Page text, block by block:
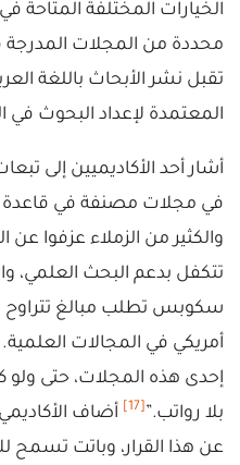
الخيارات المختلفة المتاحة
محددة من المجلات
تقبل نشر الأبحاث باللغة
المعتمدة لإعداد البحوث في
أشار أحد الأكاديميين إلى
في مجلات مصنفة في قاعدة
والكثير من الزملاء عزفوا عن
تتكفل بدعم البحث العلمي،
أمريكي في المجالات
إحدى هذه المجلات، حتى ولو
بلا رواتب.” [17]
أضاف
عن هذا القرار، وباتت تسمح